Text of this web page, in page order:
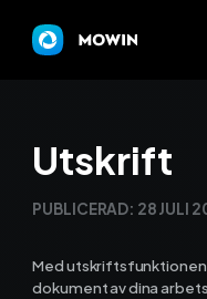
Utskrift
PUBLICERAD: 28 JULI
Med utskriftsfunktionen
dokument av dina